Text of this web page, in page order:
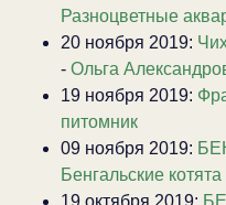
Разноцветные
20 ноября 2019:
- Ольга
19 ноября 2019:
питомник
09 ноября 2019:
Бенгальские
19 октября 2019: